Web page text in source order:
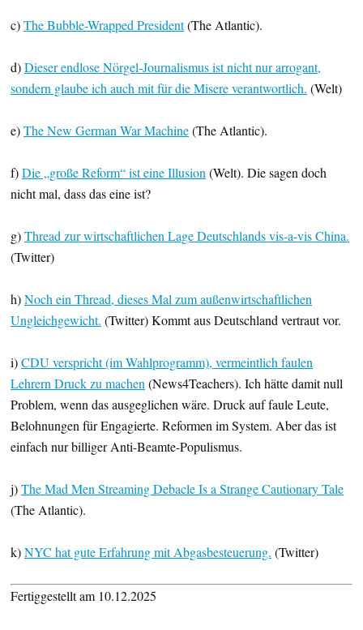
c)The Bubble-Wrapped President(The Atlantic).
d)Dieser endlose Nörgel-Journalismus ist nicht nur arrogant,
sondern glaube ich auch mit für die Misere verantwortlich. (Welt)
e)The New German War Machine(The Atlantic).
f)Die „große Reform“ ist eine Illusion (Welt). Die sagen doch
nicht mal, dass das eine ist?
g)Thread zur wirtschaftlichen Lage Deutschlands vis-a-vis China.
(Twitter)
h)Noch ein Thread, dieses Mal zum außenwirtschaftlichen
Ungleichgewicht. (Twitter) Kommt aus Deutschland vertraut vor.
i)CDU verspricht (im Wahlprogramm), vermeintlich faulen
Lehrern Druck zu machen (News4Teachers). Ich hätte damit null
Problem, wenn das ausgeglichen wäre. Druck auf faule Leute,
Belohnungen für Engagierte. Reformen im System. Aber das ist
einfach nur billiger Anti-Beamte-Populismus.
j)The Mad Men Streaming Debacle Is a Strange Cautionary Tale
(The Atlantic).
k)NYC hat gute Erfahrung mit Abgasbesteuerung. (Twitter)
Fertiggestellt am 10.12.2025